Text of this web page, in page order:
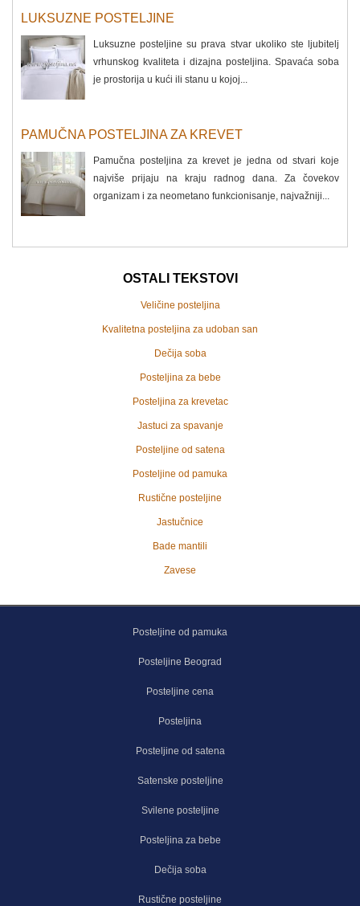
LUKSUZNE POSTELJINE
Luksuzne posteljine su prava stvar ukoliko ste ljubitelj
vrhunskog kvaliteta i dizajna posteljina. Spavaća soba
je prostorija u kući ili stanu u kojoj...
PAMUČNA POSTELJINA ZA KREVET
Pamučna posteljina za krevet je jedna od stvari koje
najviše prijaju na kraju radnog dana. Za čovekov
organizam i za neometano funkcionisanje, najvažniji...
OSTALI TEKSTOVI
Veličine posteljina
Kvalitetna posteljina za udoban san
Dečija soba
Posteljina za bebe
Posteljina za krevetac
Jastuci za spavanje
Posteljine od satena
Posteljine od pamuka
Rustične posteljine
Jastučnice
Bade mantili
Zavese
Posteljine od pamuka
Posteljine Beograd
Posteljine cena
Posteljina
Posteljine od satena
Satenske posteljine
Svilene posteljine
Posteljina za bebe
Dečija soba
Rustične posteljine